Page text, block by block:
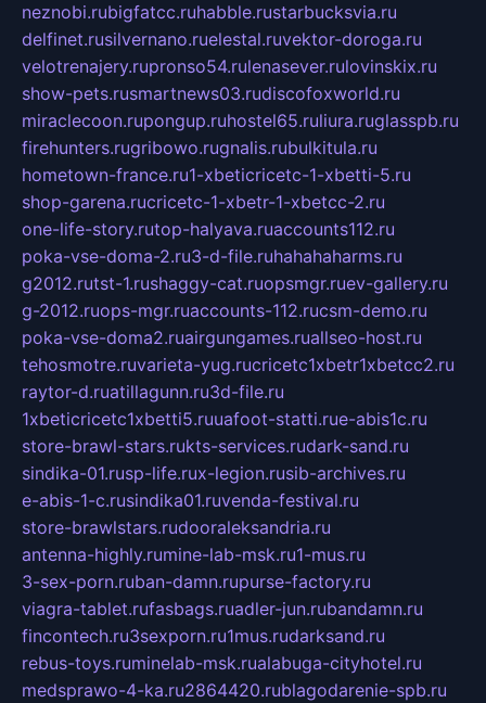
neznobi.rubigfatcc.ruhabble.rustarbucksvia.ru
delfinet.rusilvernano.ruelestal.ruvektor-doroga.ru
velotrenajery.rupronso54.rulenasever.rulovinskix.ru
show-pets.rusmartnews03.rudiscofoxworld.ru
miraclecoon.rupongup.ruhostel65.ruliura.ruglasspb.ru
firehunters.rugribowo.rugnalis.rubulkitula.ru
hometown-france.ru1-xbeticricetc-1-xbetti-5.ru
shop-garena.rucricetc-1-xbetr-1-xbetcc-2.ru
one-life-story.rutop-halyava.ruaccounts112.ru
poka-vse-doma-2.ru3-d-file.ruhahahaharms.ru
g2012.rutst-1.rushaggy-cat.ruopsmgr.ruev-gallery.ru
g-2012.ruops-mgr.ruaccounts-112.rucsm-demo.ru
poka-vse-doma2.ruairgungames.ruallseo-host.ru
tehosmotre.ruvarieta-yug.rucricetc1xbetr1xbetcc2.ru
raytor-d.ruatillagunn.ru3d-file.ru
1xbeticricetc1xbetti5.ruuafoot-statti.rue-abis1c.ru
store-brawl-stars.rukts-services.rudark-sand.ru
sindika-01.rusp-life.rux-legion.rusib-archives.ru
e-abis-1-c.rusindika01.ruvenda-festival.ru
store-brawlstars.rudooraleksandria.ru
antenna-highly.rumine-lab-msk.ru1-mus.ru
3-sex-porn.ruban-damn.rupurse-factory.ru
viagra-tablet.rufasbags.ruadler-jun.rubandamn.ru
fincontech.ru3sexporn.ru1mus.rudarksand.ru
rebus-toys.ruminelab-msk.rualabuga-cityhotel.ru
medsprawo-4-ka.ru2864420.rublagodarenie-spb.ru